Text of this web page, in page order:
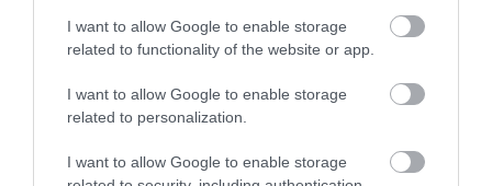
I want to allow Google to enable storage
related to functionality of the website or app.
I want to allow Google to enable storage
related to personalization.
I want to allow Google to enable storage